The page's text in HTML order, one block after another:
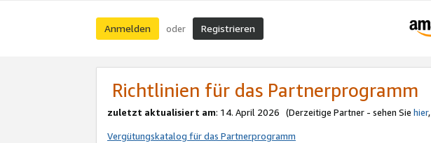
Anmelden oder Registrieren
Richtlinien für das Partnerprogramm
zuletzt aktualisiert am: 14. April 2026 (Derzeitige Partner - sehen Sie hier,
Vergütungskatalog für das Partnerprogramm